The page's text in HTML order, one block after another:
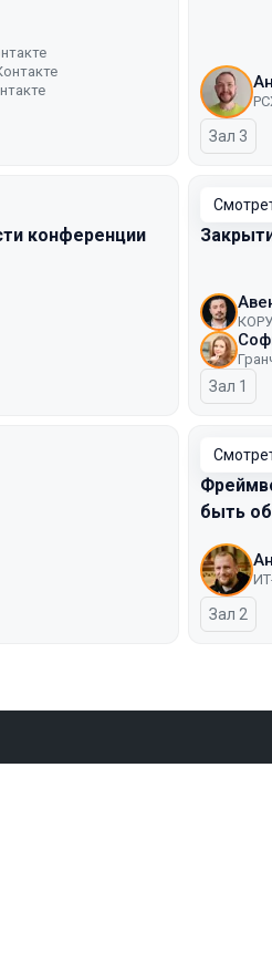
Зал 3
конференции
Зал 1
быть
Зал 2